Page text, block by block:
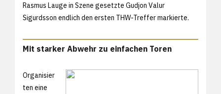
Rasmus Lauge in Szene gesetzte Gudjon Valur
Sigurdsson endlich den ersten THW-Treffer markierte.
Mit starker Abwehr zu einfachen Toren
Organisier
ten eine